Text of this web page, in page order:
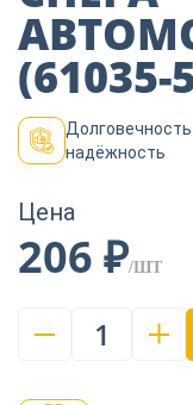
Декор
(61035-
Долговечность
надёжность
Цена
206 ₽/ШТ
1